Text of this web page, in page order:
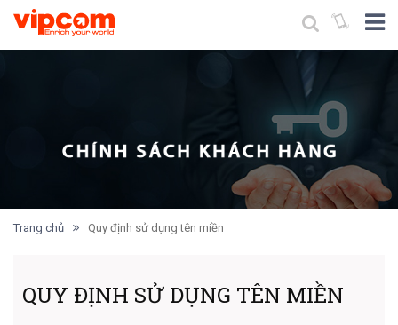
Trang chủ Quy định sử dụng tên miền
QUY ĐỊNH SỬ DỤNG TÊN MIỀN